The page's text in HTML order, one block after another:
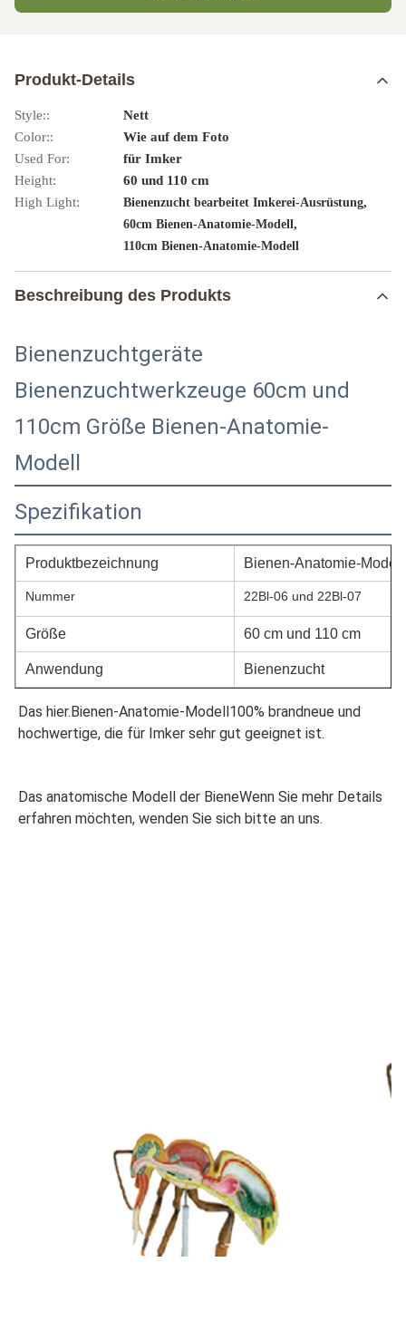
Produkt-Details
Style::
Nett
Color::
Wie auf dem Foto
Used For:
für Imker
Height:
60 und 110 cm
High Light:
Bienenzucht bearbeitet Imkerei-Ausrüstung,
60cm Bienen-Anatomie-Modell,
110cm Bienen-Anatomie-Modell
Beschreibung des Produkts
Bienenzuchtgeräte
Bienenzuchtwerkzeuge 60cm und
110cm Größe Bienen-Anatomie-
Modell
Spezifikation
Produktbezeichnung Bienen-Anatomie-Modell
Nummer 22Bl-06 und 22Bl-07
Größe 60 cm und 110 cm
Anwendung Bienenzucht
Das hier.Bienen-Anatomie-Modell100% brandneue und
hochwertige, die für Imker sehr gut geeignet ist.
Das anatomische Modell der BieneWenn Sie mehr Details
erfahren möchten, wenden Sie sich bitte an uns.